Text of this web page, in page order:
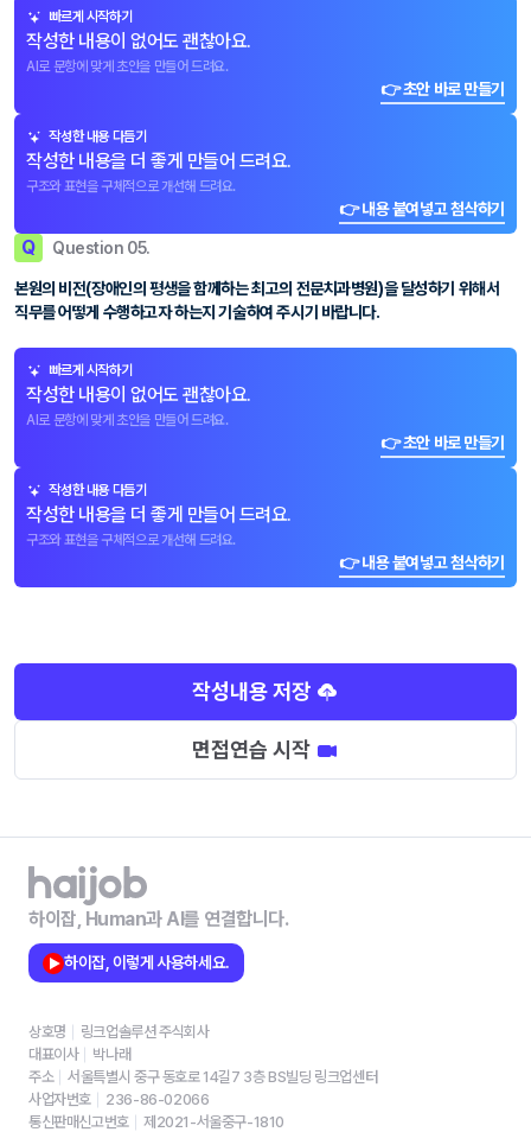
빠르게 시작하기
작성한 내용이 없어도 괜찮아요.
AI로 문항에 맞게 초안을 만들어 드려요.
👉 초안 바로 만들기
작성한 내용 다듬기
작성한 내용을 더 좋게 만들어 드려요.
구조와 표현을 구체적으로 개선해 드려요.
👉 내용 붙여넣고 첨삭하기
Q Question 05.
본원의 비전(장애인의 평생을 함께하는 최고의 전문치과병원)을 달성하기 위해서
직무를 어떻게 수행하고자 하는지 기술하여 주시기 바랍니다.
빠르게 시작하기
작성한 내용이 없어도 괜찮아요.
AI로 문항에 맞게 초안을 만들어 드려요.
👉 초안 바로 만들기
작성한 내용 다듬기
작성한 내용을 더 좋게 만들어 드려요.
구조와 표현을 구체적으로 개선해 드려요.
👉 내용 붙여넣고 첨삭하기
작성내용 저장
면접연습 시작
하이잡, Human과 AI를 연결합니다.
하이잡, 이렇게 사용하세요.
상호명
링크업솔루션 주식회사
대표이사
박나래
주소
서울특별시 중구 동호로 14길7 3층 BS빌딩 링크업센터
사업자번호
236-86-02066
통신판매신고번호
제2021-서울중구-1810